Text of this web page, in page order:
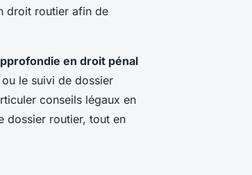
droit routier afin de
en droit pénal
le suivi de dossier
conseils légaux en
dossier routier, tout en